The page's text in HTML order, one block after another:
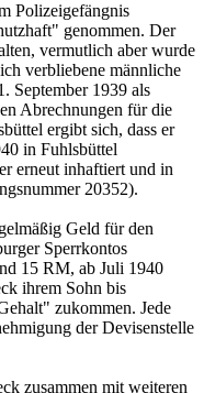
Polizeigefängnis
genommen. Der
vermutlich aber wurde
verbliebene männliche
September 1939 als
Abrechnungen für die
ergibt sich, dass er
in Fuhlsbüttel
erneut inhaftiert und in
20352).
Geld für den
Sperrkontos
15 RM, ab Juli 1940
ihrem Sohn bis
zukommen. Jede
der Devisenstelle
zusammen mit weiteren